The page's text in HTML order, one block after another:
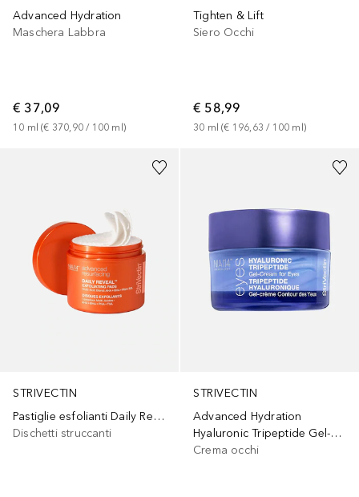
Advanced Hydration
Maschera Labbra
€ 37,09
10 ml (€ 370,90 / 100 ml )
Tighten & Lift
Siero Occhi
€ 58,99
30 ml (€ 196,63 / 100 ml )
STRIVECTIN
Pastiglie esfolianti Daily Reveal
Dischetti struccanti
STRIVECTIN
Advanced Hydration
Hyaluronic Tripeptide Gel-Cream for Eyes
Crema occhi